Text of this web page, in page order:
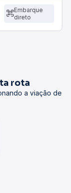
Embarque
direto
rota
a viação de